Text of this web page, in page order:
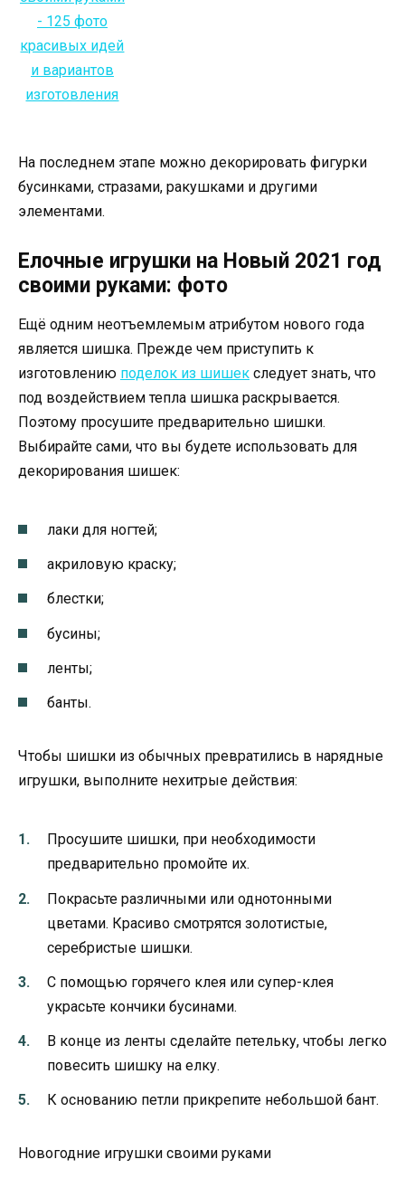
На последнем этапе можно декорировать фигурки
бусинками, стразами, ракушками и другими
элементами.
Елочные игрушки на Новый 2021 год
своими руками: фото
Ещё одним неотъемлемым атрибутом нового года
является шишка. Прежде чем приступить к
изготовлению поделок из шишек следует знать, что
под воздействием тепла шишка раскрывается.
Поэтому просушите предварительно шишки.
Выбирайте сами, что вы будете использовать для
декорирования шишек:
лаки для ногтей;
акриловую краску;
блестки;
бусины;
ленты;
банты.
Чтобы шишки из обычных превратились в нарядные
игрушки, выполните нехитрые действия:
Просушите шишки, при необходимости
предварительно промойте их.
Покрасьте различными или однотонными
цветами. Красиво смотрятся золотистые,
серебристые шишки.
С помощью горячего клея или супер-клея
украсьте кончики бусинами.
В конце из ленты сделайте петельку, чтобы легко
повесить шишку на елку.
К основанию петли прикрепите небольшой бант.
Новогодние игрушки своими руками